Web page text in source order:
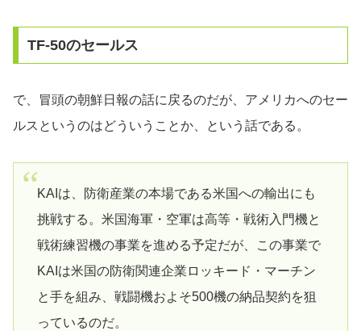
TF-50のセールス
で、冒頭の朝鮮日報の話に戻るのだが、アメリカへのセー
ルスというのはどういうことか、という話である。
KAIは、防衛産業の本場である米国への輸出にも
挑戦する。米国海軍・空軍は高等・戦術入門機と
戦術練習機の事業を進める予定だが、この事業で
KAIは米国の防衛関連企業ロッキード・マーチン
と手を組み、戦闘機およそ500機の納品契約を狙
っているのだ。